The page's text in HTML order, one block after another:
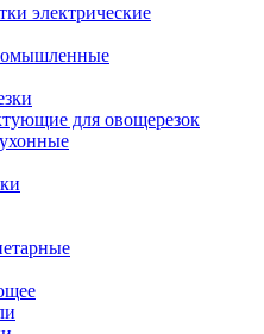
электрические
для овощерезок